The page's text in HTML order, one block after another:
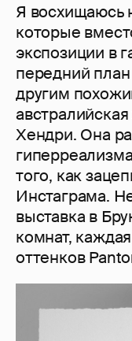
Я восхищаюсь
которые
экспозиции в
передний
другим
Хендри. Она
того, как
Инстаграма.
выставка в
комнат,
оттенков